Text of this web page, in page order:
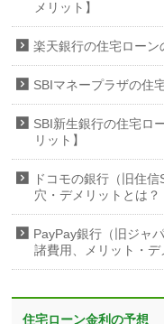
メリット】
楽天銀行の住宅ロー
SBIマネープラザの住
SBI新生銀行の住宅ロ
リット】
ドコモの銀行（旧住
穴・デメリットとは？
PayPay銀行（旧ジャ
諸費用、メリット・
住宅ローン金利の予想